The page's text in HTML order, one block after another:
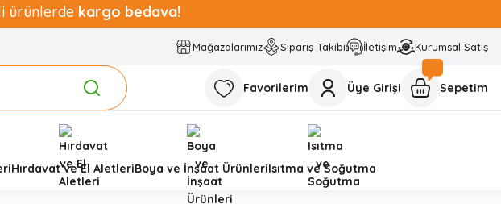
ürünlerde kargo bedava!
Mağazalarımız Sipariş Takibi İletişim Kurumsal Satış
Favorilerim Üye Girişi Sepetim
Hırdavat ve El AletleriBoya ve İnşaat ÜrünleriIsıtma ve Soğutma